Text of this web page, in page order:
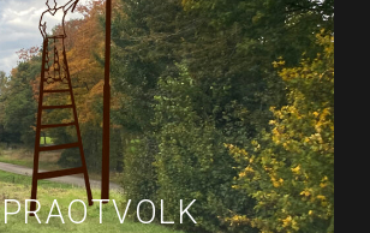
PRAOTVOLK